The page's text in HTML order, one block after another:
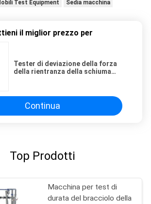
Test Equipment Sedia macchina
il miglior prezzo per
Tester di deviazione della forza
della rientranza della schiuma
palla
Continua
Top Prodotti
Macchina per test di
durata del bracciolo della